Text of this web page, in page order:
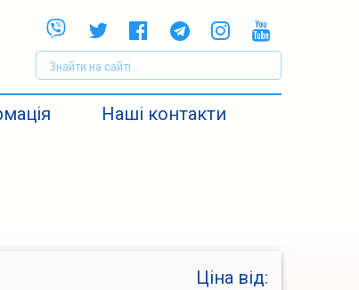
Наші контакти
Ціна від: